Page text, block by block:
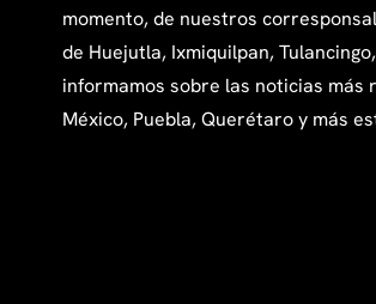
momento, de nuestros
de Huejutla, Ixmiquilpan,
informamos sobre las noticias más
México, Puebla, Querétaro y más